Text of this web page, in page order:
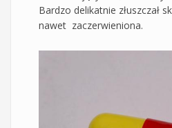
Bardzo delikatnie złuszczał
nawet zaczerwieniona.